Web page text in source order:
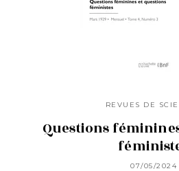
REVUES DE
Questions
07/05/2024